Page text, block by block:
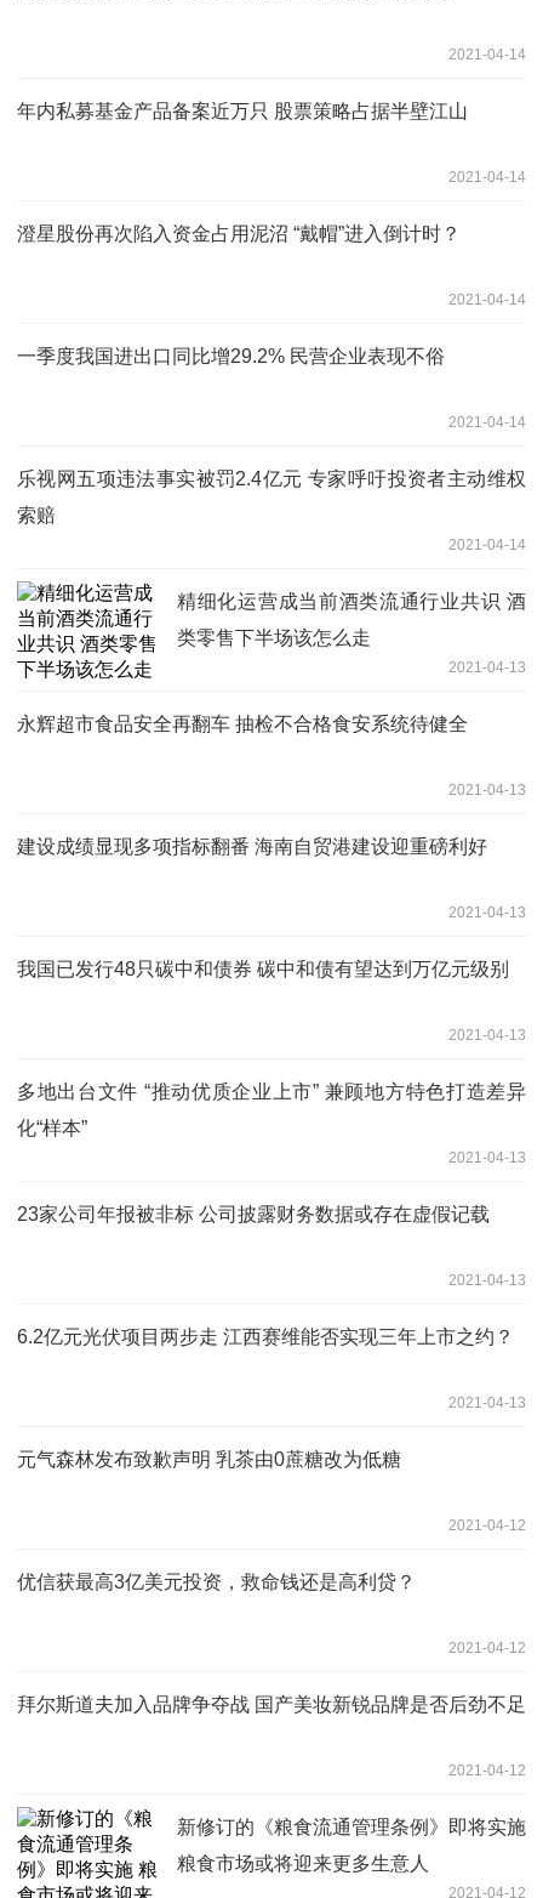
2021-04-14
年内私募基金产品备案近万只 股票策略占据半壁江山
2021-04-14
澄星股份再次陷入资金占用泥沼 “戴帽”进入倒计时？
2021-04-14
一季度我国进出口同比增29.2% 民营企业表现不俗
2021-04-14
乐视网五项违法事实被罚2.4亿元 专家呼吁投资者主动维权
索赔
2021-04-14
精细化运营成当前酒类流通行业共识 酒
类零售下半场该怎么走
2021-04-13
永辉超市食品安全再翻车 抽检不合格食安系统待健全
2021-04-13
建设成绩显现多项指标翻番 海南自贸港建设迎重磅利好
2021-04-13
我国已发行48只碳中和债券 碳中和债有望达到万亿元级别
2021-04-13
多地出台文件 “推动优质企业上市” 兼顾地方特色打造差异
化“样本”
2021-04-13
23家公司年报被非标 公司披露财务数据或存在虚假记载
2021-04-13
6.2亿元光伏项目两步走 江西赛维能否实现三年上市之约？
2021-04-13
元气森林发布致歉声明 乳茶由0蔗糖改为低糖
2021-04-12
优信获最高3亿美元投资，救命钱还是高利贷？
2021-04-12
拜尔斯道夫加入品牌争夺战 国产美妆新锐品牌是否后劲不足
2021-04-12
新修订的《粮食流通管理条例》即将实施
粮食市场或将迎来更多生意人
2021-04-12